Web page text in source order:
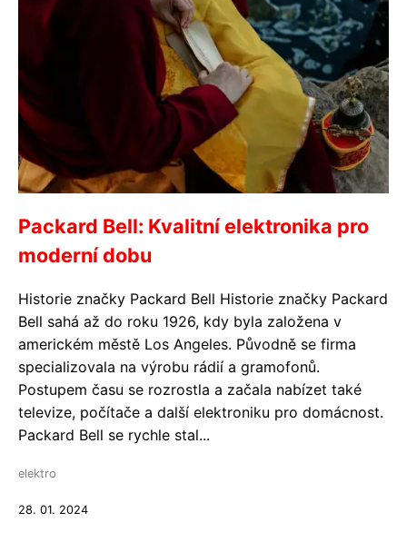
Packard Bell: Kvalitní elektronika pro
moderní dobu
Historie značky Packard Bell Historie značky Packard
Bell sahá až do roku 1926, kdy byla založena v
americkém městě Los Angeles. Původně se firma
specializovala na výrobu rádií a gramofonů.
Postupem času se rozrostla a začala nabízet také
televize, počítače a další elektroniku pro domácnost.
Packard Bell se rychle stal...
elektro
28. 01. 2024